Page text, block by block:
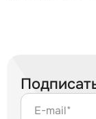
E-mail*